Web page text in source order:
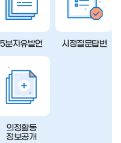
5분자유발언 시정질문답변
의정활동
정보공개